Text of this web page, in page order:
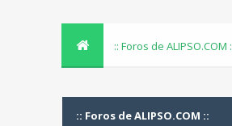
:: Foros de ALIPSO.COM
:: Foros de ALIPSO.COM ::